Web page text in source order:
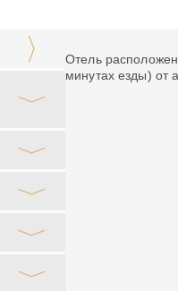
Отель
минутах езды) от